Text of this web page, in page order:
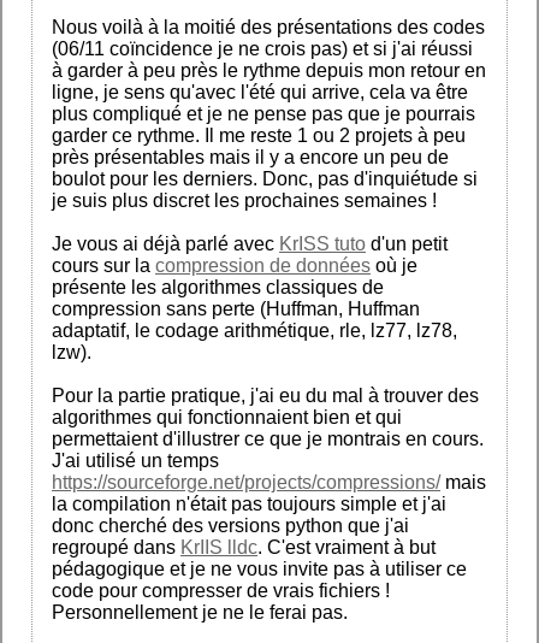
Nous voilà à la moitié des présentations des codes
(06/11 coïncidence je ne crois pas) et si j'ai réussi
à garder à peu près le rythme depuis mon retour en
ligne, je sens qu'avec l'été qui arrive, cela va être
plus compliqué et je ne pense pas que je pourrais
garder ce rythme. Il me reste 1 ou 2 projets à peu
près présentables mais il y a encore un peu de
boulot pour les derniers. Donc, pas d'inquiétude si
je suis plus discret les prochaines semaines !
Je vous ai déjà parlé avec KrISS tuto d'un petit
cours sur la compression de données où je
présente les algorithmes classiques de
compression sans perte (Huffman, Huffman
adaptatif, le codage arithmétique, rle, lz77, lz78,
lzw).
Pour la partie pratique, j'ai eu du mal à trouver des
algorithmes qui fonctionnaient bien et qui
permettaient d'illustrer ce que je montrais en cours.
J'ai utilisé un temps
https://sourceforge.net/projects/compressions/mais
la compilation n'était pas toujours simple et j'ai
donc cherché des versions python que j'ai
regroupé dans KrIIS lldc. C'est vraiment à but
pédagogique et je ne vous invite pas à utiliser ce
code pour compresser de vrais fichiers !
Personnellement je ne le ferai pas.